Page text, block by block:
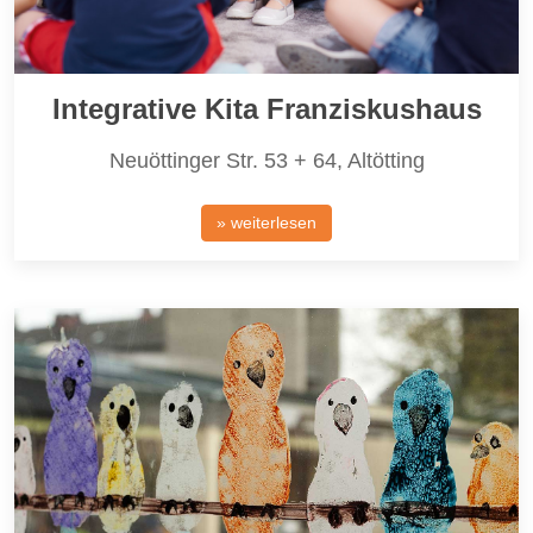
Integrative Kita Franziskushaus
Neuöttinger Str. 53 + 64, Altötting
» weiterlesen